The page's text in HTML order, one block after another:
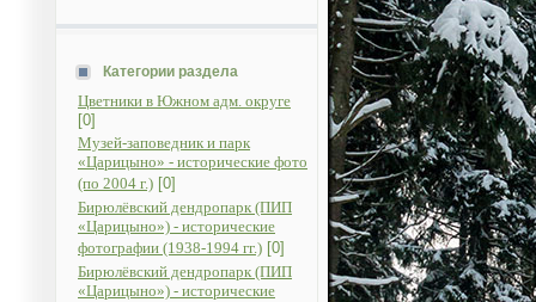
Категории раздела
Цветники в Южном адм. округе
[0]
Музей-заповедник и парк
«Царицыно» - исторические фото
(по 2004 г.) [0]
Бирюлёвский дендропарк (ПИП
«Царицыно») - исторические
фотографии (1938-1994 гг.) [0]
Бирюлёвский дендропарк (ПИП
«Царицыно») - исторические